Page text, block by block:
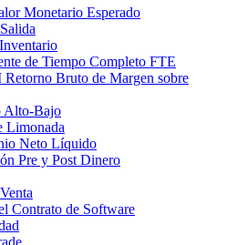
Monetario Esperado
de Tiempo Completo FTE
Bruto de Margen sobre
Alto-Bajo
Limonada
Neto Líquido
Pre y Post Dinero
Contrato de Software